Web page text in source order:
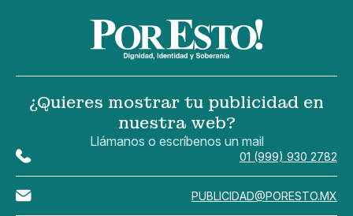
¿Quieres mostrar tu publicidad en
nuestra web?
Llámanos o escríbenos un mail
01 (999) 930 2782
PUBLICIDAD@PORESTO.MX